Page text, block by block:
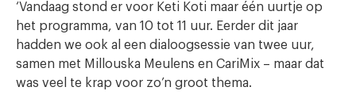
‘Vandaag stond er voor Keti Koti maar één uurtje op
het programma, van 10 tot 11 uur. Eerder dit jaar
hadden we ook al een dialoogsessie van twee uur,
samen met Millouska Meulens en CariMix – maar dat
was veel te krap voor zo’n groot thema.